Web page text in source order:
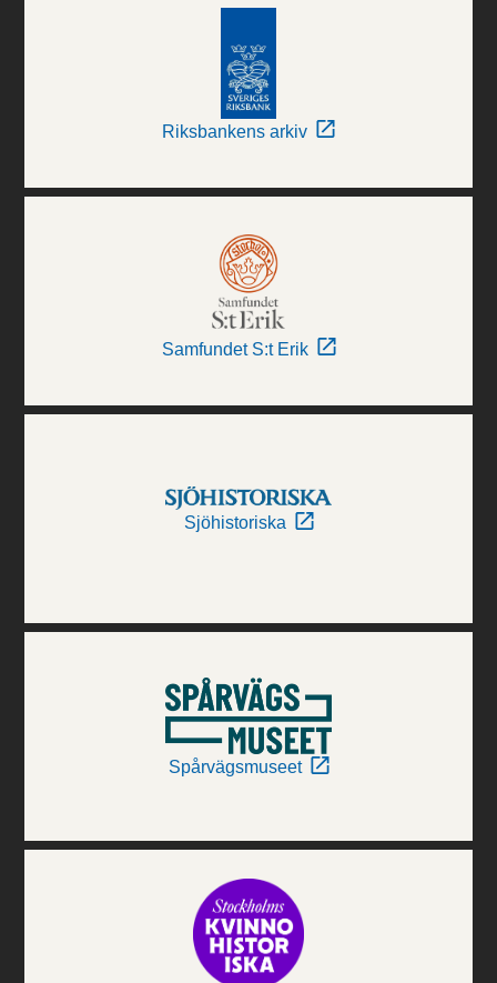
Riksbankens arkiv
Samfundet S:t Erik
Sjöhistoriska
Spårvägsmuseet